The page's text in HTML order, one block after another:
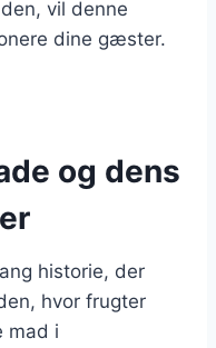
vil denne
dine gæster.
og dens
historie, der
hvor frugter
mad i